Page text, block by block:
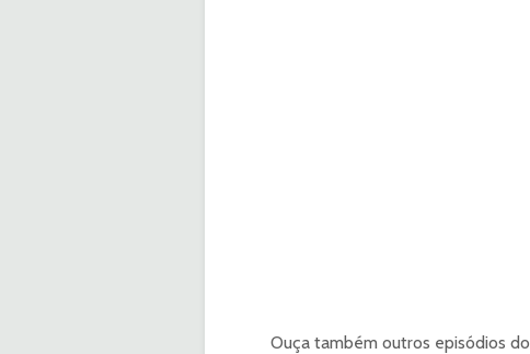
Ouça também outros episódios do